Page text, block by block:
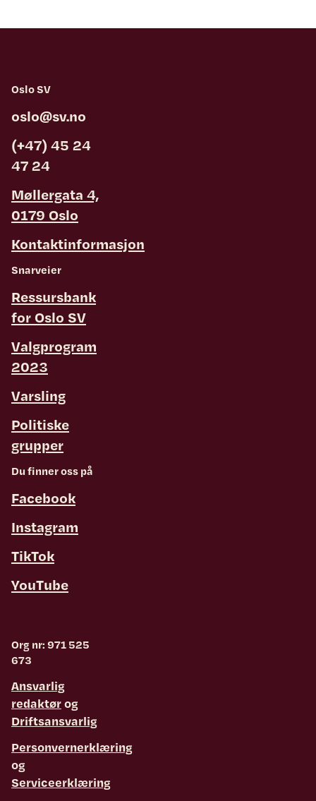
Oslo SV
oslo@sv.no
(+47) 45 24
47 24
Møllergata 4,
0179 Oslo
Kontaktinformasjon
Snarveier
Ressursbank
for Oslo SV
Valgprogram
2023
Varsling
Politiske
grupper
Du finner oss på
Facebook
Instagram
TikTok
YouTube
Org nr: 971 525
673
Ansvarlig
redaktørog
Driftsansvarlig
Personvernerklæring
og
Serviceerklæring